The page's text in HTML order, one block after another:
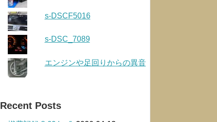
s-DSCF5016
s-DSC_7089
エンジンや足回りからの異音
Recent Posts